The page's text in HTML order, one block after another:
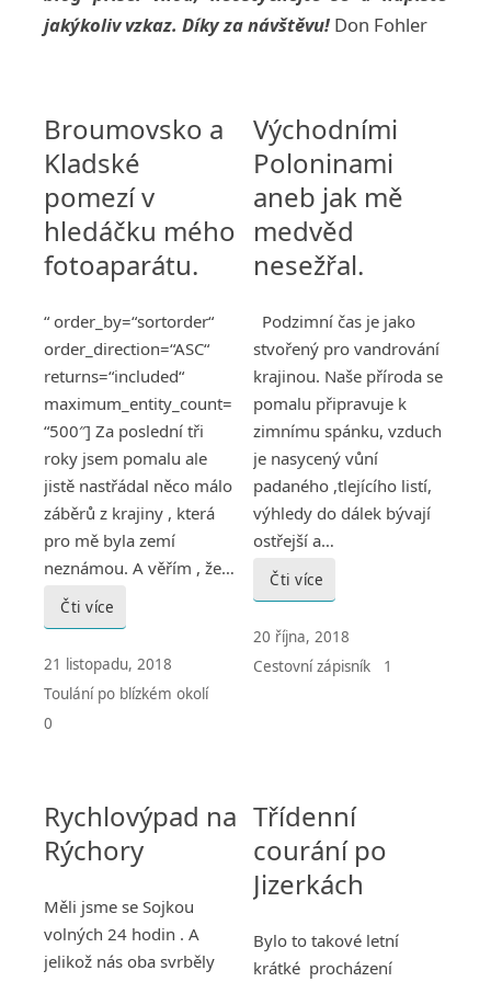
jakýkoliv vzkaz. Díky za návštěvu! Don Fohler
Broumovsko a
Kladské
pomezí v
hledáčku mého
fotoaparátu.
“ order_by=“sortorder“
order_direction=“ASC“
returns=“included“
maximum_entity_count=
“500″] Za poslední tři
roky jsem pomalu ale
jistě nastřádal něco málo
záběrů z krajiny , která
pro mě byla zemí
neznámou. A věřím , že…
Čti více
21 listopadu, 2018
Toulání po blízkém okolí
0
Východními
Poloninami
aneb jak mě
medvěd
nesežřal.
Podzimní čas je jako
stvořený pro vandrování
krajinou. Naše příroda se
pomalu připravuje k
zimnímu spánku, vzduch
je nasycený vůní
padaného ,tlejícího listí,
výhledy do dálek bývají
ostřejší a…
Čti více
20 října, 2018
Cestovní zápisník
1
Rychlovýpad na
Rýchory
Měli jsme se Sojkou
volných 24 hodin . A
jelikož nás oba svrběly
Třídenní
courání po
Jizerkách
Bylo to takové letní
krátké procházení